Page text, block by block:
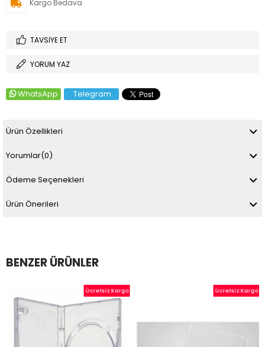
Kargo Bedava
TAVSIYE ET
YORUM YAZ
WhatsApp Telegram
Ürün Özellikleri
Yorumlar(0)
Ödeme Seçenekleri
Ürün Önerileri
BENZER ÜRÜNLER
Ücretsiz Kargo Ücretsiz Kargo